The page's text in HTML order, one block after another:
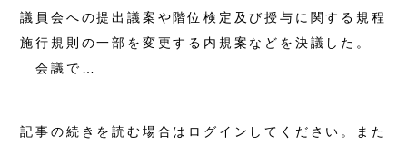
議員会への提出議案や階位検定及び授与に関する規程
施行規則の一部を変更する内規案などを決議した。
会議で…
記事の続きを読む場合はログインしてください。また